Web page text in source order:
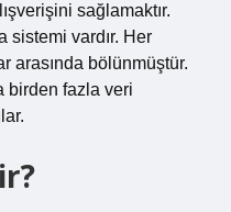
sağlamaktır.
sistemi vardır. Her
arasında bölünmüştür.
birden fazla veri